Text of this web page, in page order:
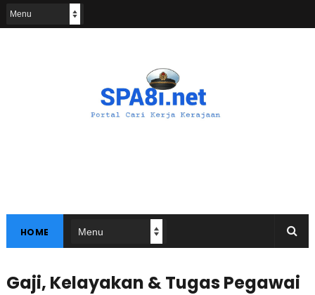
HOME
Gaji, Kelayakan & Tugas Pegawai